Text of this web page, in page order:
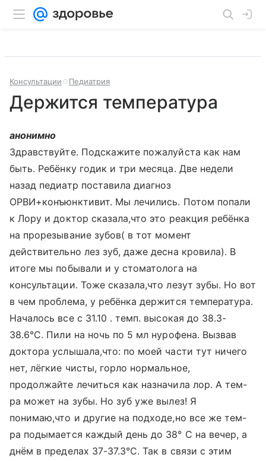
Консультации Педиатрия
Держится температура
анонимно
Здравствуйте. Подскажите пожалуйста как нам
быть. Ребёнку годик и три месяца. Две недели
назад педиатр поставила диагноз
ОРВИ+конъюнктивит. Мы лечились. Потом попали
к Лору и доктор сказала,что это реакция ребёнка
на прорезывание зубов( в тот момент
действительно лез зуб, даже десна кровила). В
итоге мы побывали и у стоматолога на
консультации. Тоже сказала,что лезут зубы. Но вот
в чем проблема, у ребёнка держится температура.
Началось все с 31.10 . темп. высокая до 38.3-
38.6°С. Пили на ночь по 5 мл нурофена. Вызвав
доктора услышала,что: по моей части тут ничего
нет, лёгкие чисты, горло нормальное,
продолжайте лечиться как назначила лор. А тем-
ра может на зубы. Но зуб уже вылез! Я
понимаю,что и другие на подходе,но все же тем-
ра подымается каждый день до 38° С на вечер, а
днём в пределах 37-37.3°С. Так в связи с этим